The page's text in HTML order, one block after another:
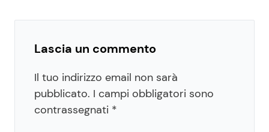
Lascia un commento
Il tuo indirizzo email non sarà
pubblicato. I campi obbligatori sono
contrassegnati *